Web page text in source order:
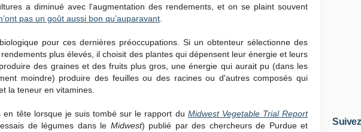
a diminué avec l'augmentation des rendements, et on se plaint souvent
pas un goût aussi bon qu’auparavant
pour ces dernières préoccupations. Si un obtenteur sélectionne des
plus élevés, il choisit des plantes qui dépensent leur énergie et leurs
des graines et des fruits plus gros, une énergie qui aurait pu (dans les
moindre) produire des feuilles ou des racines ou d'autres composés qui
la teneur en vitamines.
en tête lorsque je suis tombé sur le rapport du Midwest Vegetable Trial Report
de légumes dans le Midwest) publié par des chercheurs de Purdue et